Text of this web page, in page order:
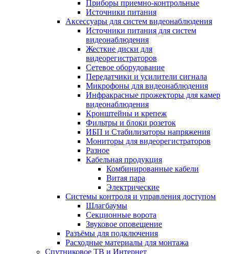
Приборы приемно-контрольные
Источники питания
Аксессуары для систем видеонаблюдения
Источники питания для систем
видеонаблюдения
Жесткие диски для
видеорегистраторов
Сетевое оборудование
Передатчики и усилители сигнала
Микрофоны для видеонаблюдения
Инфракрасные прожекторы для камер
видеонаблюдения
Кронштейны и крепеж
Фильтры и блоки розеток
ИБП и Стабилизаторы напряжения
Мониторы для видеорегистраторов
Разное
Кабельная продукция
Комбинированные кабели
Витая пара
Электрические
Системы контроля и управления доступом
Шлагбаумы
Секционные ворота
Звуковое оповещение
Разъёмы для подключения
Расходные материалы для монтажа
Спутниковое ТВ и Интернет